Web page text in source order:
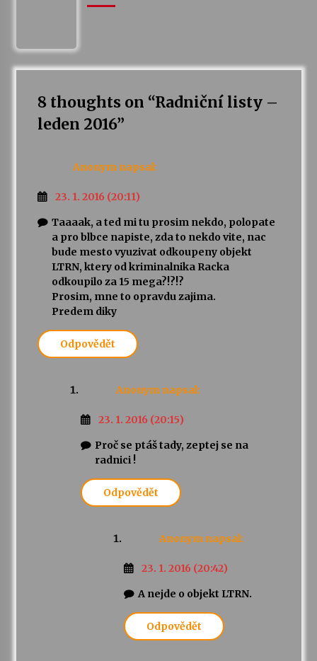
Letní koncerty ve Stromovce: Rufus Miller
Vysočinka
Ozvěny prázdnin
Za kulturou kousek za Humpolec. V Želivě ožije
odkaz Josefa Čapka
13. 7. 2026
Želiv
3. 7. 2026
Petr Adamec – Malovaný svět
8 thoughts on “Radniční listy –
leden 2016”
Anonym napsal:
23. 1. 2016 (20:11)
Taaaak, a ted mi tu prosim nekdo, polopate
a pro blbce napiste, zda to nekdo vite, nac
bude mesto vyuzivat odkoupeny objekt
LTRN, ktery od kriminalnika Racka
odkoupilo za 15 mega?!?!?
Prosim, mne to opravdu zajima.
Predem diky
Odpovědět
Anonym napsal:
23. 1. 2016 (20:15)
Proč se ptáš tady, zeptej se na
radnici !
Odpovědět
Anonym napsal:
23. 1. 2016 (20:42)
A nejde o objekt LTRN.
Odpovědět